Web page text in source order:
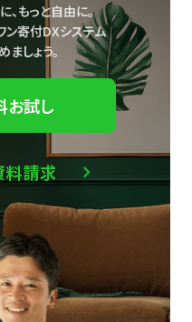
、もっと自由に。
ン寄付DXシステム
しょう。
お試し
料請求